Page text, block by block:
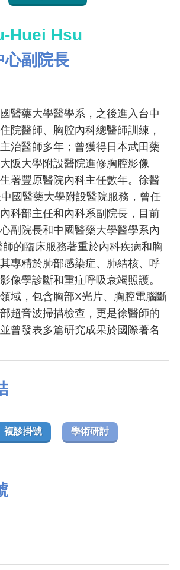
Huei Hsu
心副院長
醫藥大學醫學系，之後進入台中
院醫師、胸腔內科總醫師訓練，
治醫師多年；曾獲得日本武田藥
阪大學附設醫院進修胸腔影像
署豐原醫院內科主任數年。徐醫
國醫藥大學附設醫院服務，曾任
科部主任和內科系副院長，目前
副院長和中國醫藥大學醫學系內
的臨床服務著重於內科疾病和胸
專精於肺部感染症、肺結核、呼
像學診斷和重症呼吸衰竭照護。
域，包含胸部X光片、胸腔電腦斷
超音波掃描檢查，更是徐醫師的
曾發表多篇研究成果於國際著名
複診掛號 學術研討